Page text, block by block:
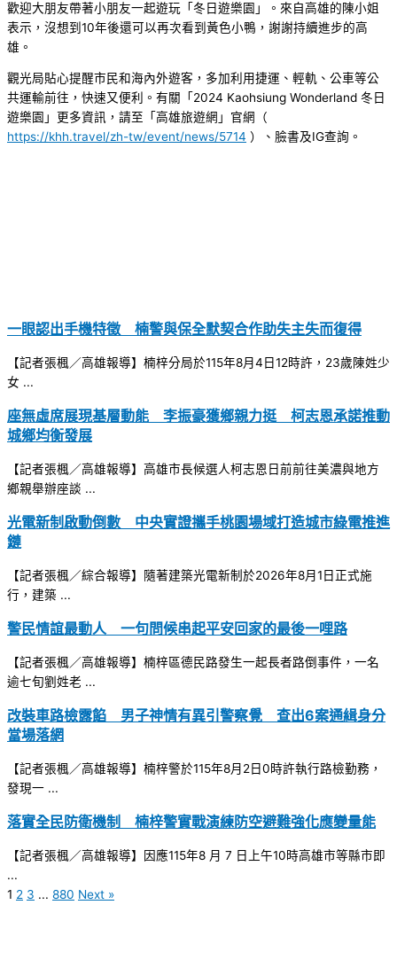
歡迎大朋友帶著小朋友一起遊玩「冬日遊樂園」。來自高雄的陳小姐
表示，沒想到10年後還可以再次看到黃色小鴨，謝謝持續進步的高
雄。
觀光局貼心提醒市民和海內外遊客，多加利用捷運、輕軌、公車等公
共運輸前往，快速又便利。有關「2024 Kaohsiung Wonderland 冬日
遊樂園」更多資訊，請至「高雄旅遊網」官網（
https://khh.travel/zh-tw/event/news/5714 ）、臉書及IG查詢。
一眼認出手機特徵 楠警與保全默契合作助失主失而復得
【記者張楓／高雄報導】楠梓分局於115年8月4日12時許，23歲陳姓少
女 ...
座無虛席展現基層動能 李振豪獲鄉親力挺 柯志恩承諾推動
城鄉均衡發展
【記者張楓／高雄報導】高雄市長候選人柯志恩日前前往美濃與地方
鄉親舉辦座談 ...
光電新制啟動倒數 中央實證攜手桃園場域打造城市綠電推進
鏈
【記者張楓／綜合報導】隨著建築光電新制於2026年8月1日正式施
行，建築 ...
警民情誼最動人 一句問候串起平安回家的最後一哩路
【記者張楓／高雄報導】楠梓區德民路發生一起長者路倒事件，一名
逾七旬劉姓老 ...
改裝車路檢露餡 男子神情有異引警察覺 查出6案通緝身分
當場落網
【記者張楓／高雄報導】楠梓警於115年8月2日0時許執行路檢勤務，
發現一 ...
落實全民防衛機制 楠梓警實戰演練防空避難強化應變量能
【記者張楓／高雄報導】因應115年8 月 7 日上午10時高雄市等縣市即
...
1 2 3 ... 880 Next »